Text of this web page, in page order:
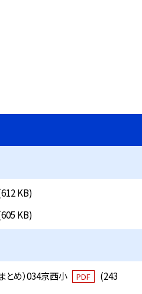
KB)
KB)
め）034京西小 PDF
(243